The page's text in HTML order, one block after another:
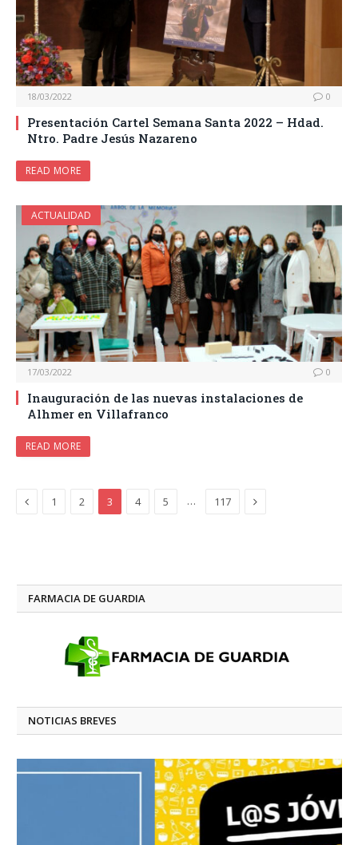
18/03/2022 0
Presentación Cartel Semana Santa 2022 – Hdad.
Ntro. Padre Jesús Nazareno
READ MORE
ACTUALIDAD
17/03/2022 0
Inauguración de las nuevas instalaciones de
Alhmer en Villafranco
READ MORE
Previous
1 2 3 4 5 … 117 Next
FARMACIA DE GUARDIA
NOTICIAS BREVES